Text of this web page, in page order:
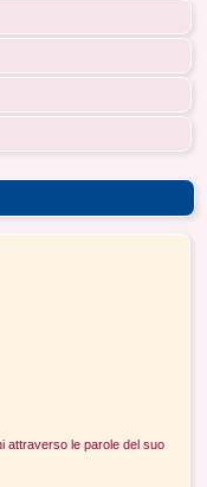
attraverso le parole del suo